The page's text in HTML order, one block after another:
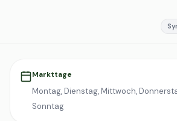
Markttage
Montag, Dienstag, Mittwoch,
Sonntag